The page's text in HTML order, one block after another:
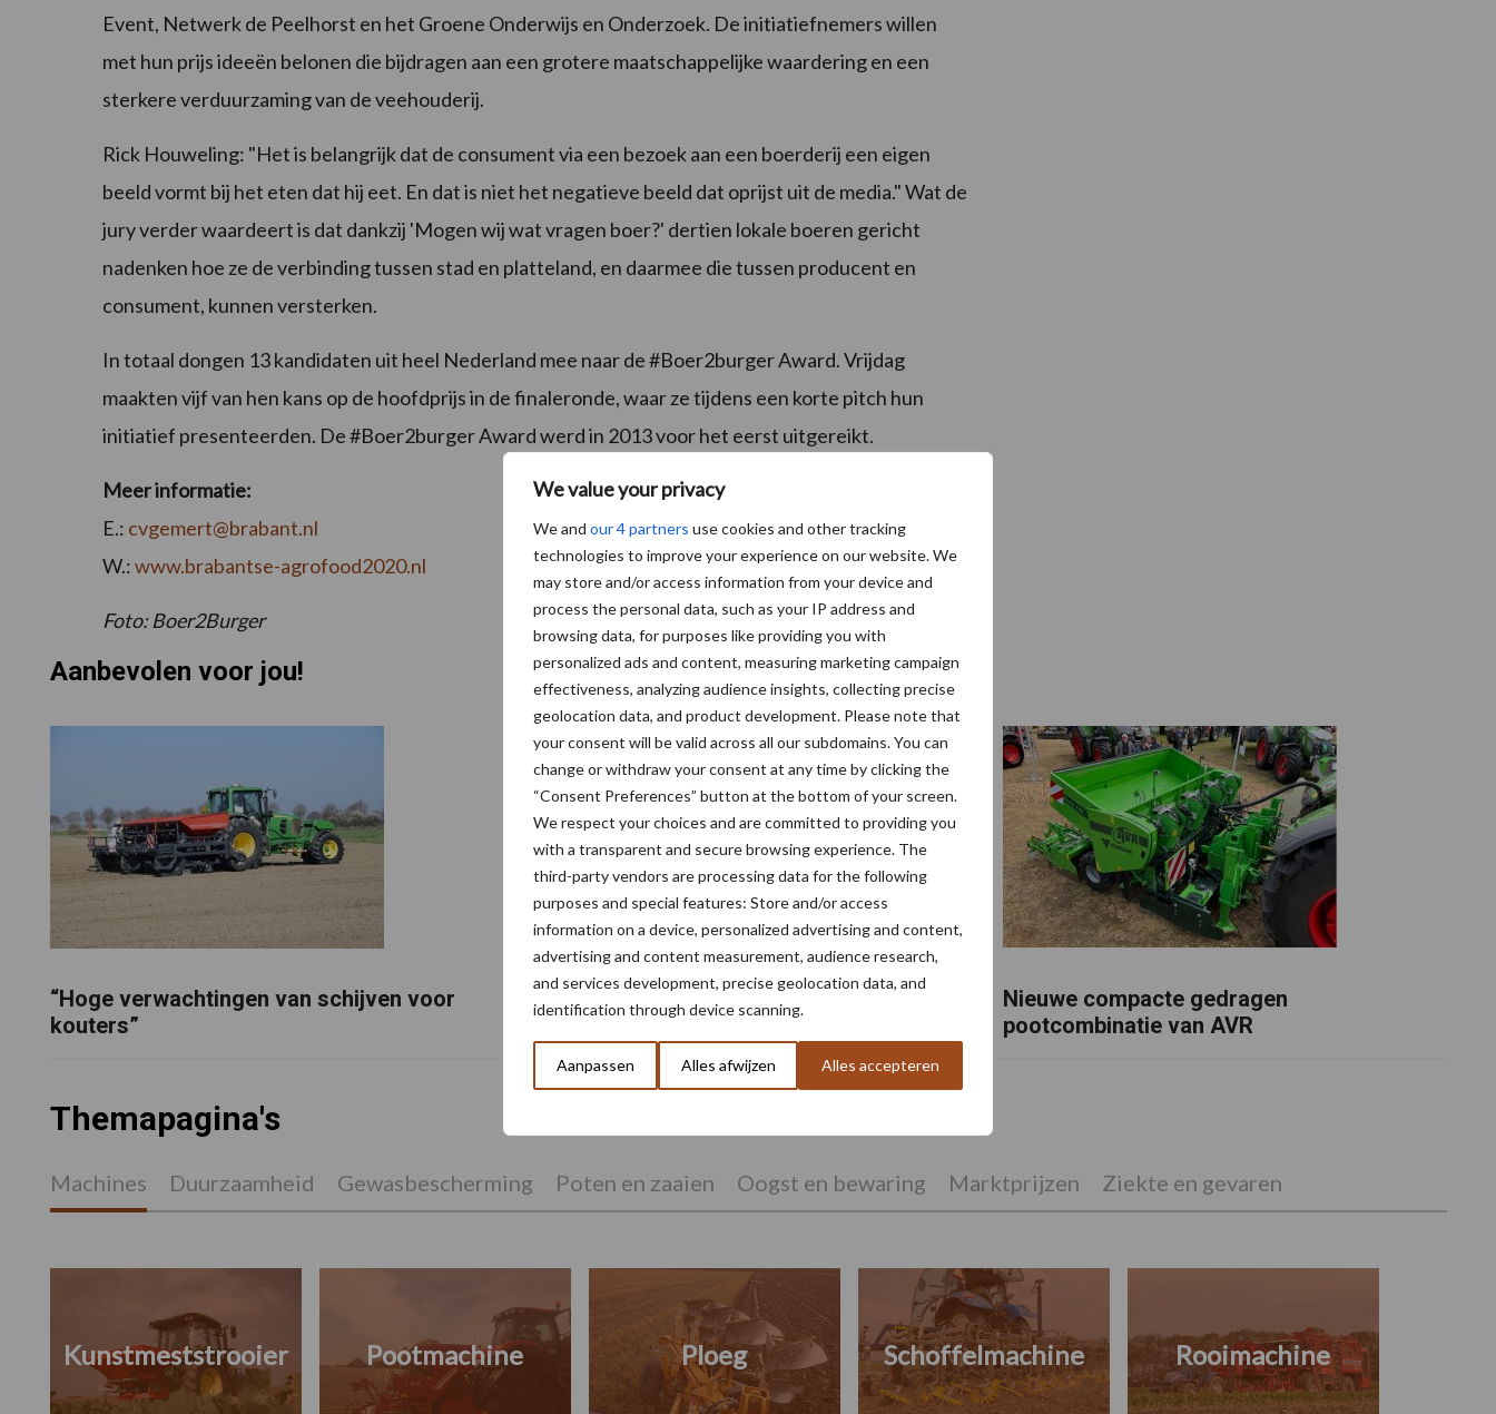
We value your privacy
We and our 4 partners use cookies and other tracking
technologies to improve your experience on our website. We
may store and/or access information from your device and
process the personal data, such as your IP address and
browsing data, for purposes like providing you with
personalized ads and content, measuring marketing campaign
effectiveness, analyzing audience insights, collecting precise
geolocation data, and product development. Please note that
your consent will be valid across all our subdomains. You can
change or withdraw your consent at any time by clicking the
“Consent Preferences” button at the bottom of your screen.
We respect your choices and are committed to providing you
with a transparent and secure browsing experience. The
third-party vendors are processing data for the following
purposes and special features: Store and/or access
information on a device, personalized advertising and content,
advertising and content measurement, audience research,
and services development, precise geolocation data, and
identification through device scanning.
Aanpassen Alles afwijzen Alles accepteren
Event, Netwerk de Peelhorst en het Groene Onderwijs en Onderzoek. De initiatiefnemers willen
met hun prijs ideeën belonen die bijdragen aan een grotere maatschappelijke waardering en een
sterkere verduurzaming van de veehouderij.
Rick Houweling: "Het is belangrijk dat de consument via een bezoek aan een boerderij een eigen
beeld vormt bij het eten dat hij eet. En dat is niet het negatieve beeld dat oprijst uit de media." Wat de
jury verder waardeert is dat dankzij 'Mogen wij wat vragen boer?' dertien lokale boeren gericht
nadenken hoe ze de verbinding tussen stad en platteland, en daarmee die tussen producent en
consument, kunnen versterken.
In totaal dongen 13 kandidaten uit heel Nederland mee naar de #Boer2burger Award. Vrijdag
maakten vijf van hen kans op de hoofdprijs in de finaleronde, waar ze tijdens een korte pitch hun
initiatief presenteerden. De #Boer2burger Award werd in 2013 voor het eerst uitgereikt.
Meer informatie:
E.: cvgemert@brabant.nl
W.:www.brabantse-agrofood2020.nl
Foto: Boer2Burger
Aanbevolen voor jou!
“Hoge verwachtingen van schijven voor
kouters”
Oogst biologische aardappelen in volle
Nieuwe compacte gedragen
pootcombinatie van AVR
Themapagina's
Machines Duurzaamheid Gewasbescherming Poten en zaaien Oogst en bewaring Marktprijzen Ziekte en gevaren
Kunstmeststrooier Pootmachine Ploeg Schoffelmachine Rooimachine